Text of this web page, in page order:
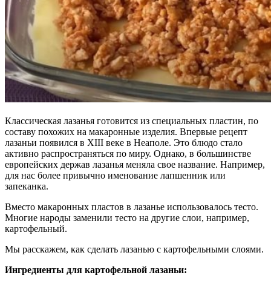
Классическая лазанья готовится из специальных пластин, по
составу похожих на макаронные изделия. Впервые рецепт
лазаньи появился в XIII веке в Неаполе. Это блюдо стало
активно распространяться по миру. Однако, в большинстве
европейских держав лазанья меняла свое название. Например,
для нас более привычно именование лапшенник или
запеканка.
Вместо макаронных пластов в лазанье использовалось тесто.
Многие народы заменили тесто на другие слои, например,
картофельный.
Мы расскажем, как сделать лазанью с картофельными слоями.
Ингредиенты для картофельной лазаньи: